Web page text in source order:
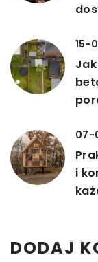
15-
07-
i
DODAJ